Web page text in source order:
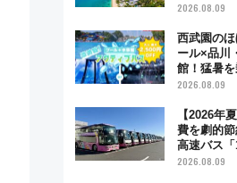
2026.08.09
西武園の
ール×品川
館！猛暑
ティブパス
2026.08.09
【2026年
費を劇的
高速バス
ル」やワン
2026.08.09